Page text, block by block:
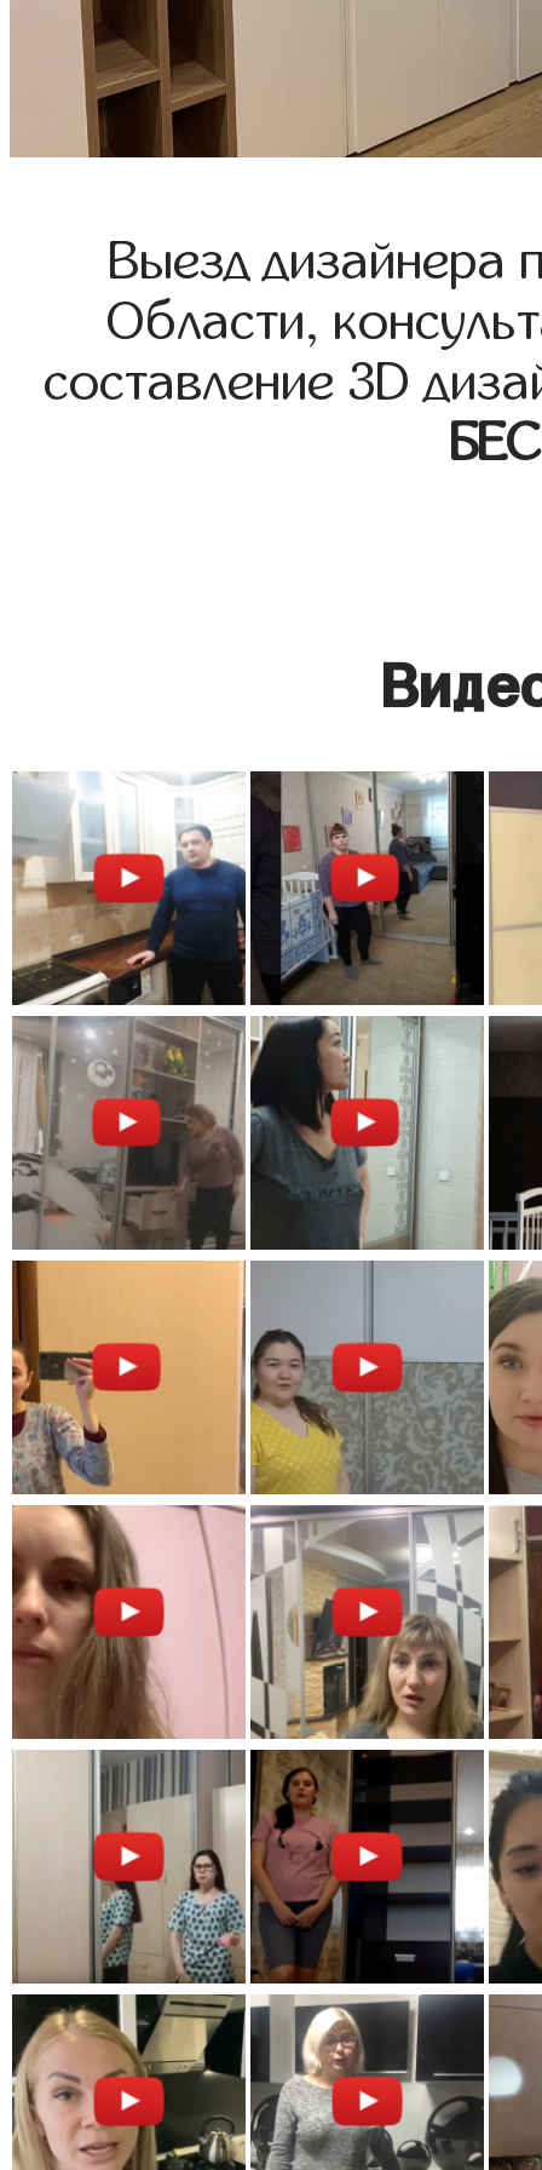
Выезд дизайнера
Области,
составление 3D